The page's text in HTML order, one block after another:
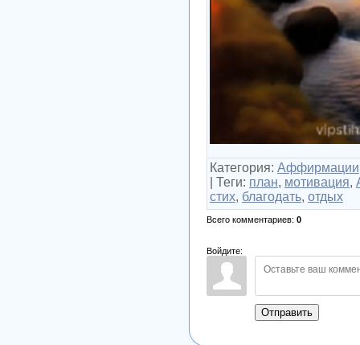
Категория: Аффирмации
Теги: план, мотивация,
стих, благодать, отдых
Всего комментариев: 0
Войдите:
Отправить